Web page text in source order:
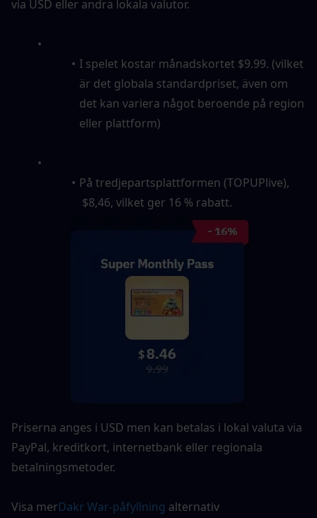
via USD eller andra lokala valutor.
I spelet kostar månadskortet $9.99. (vilket
är det globala standardpriset, även om
det kan variera något beroende på region
eller plattform)
På tredjepartsplattformen (TOPUPlive),
$8,46, vilket ger 16 % rabatt.
Priserna anges i USD men kan betalas i lokal valuta via
PayPal, kreditkort, internetbank eller regionala
betalningsmetoder.
Visa merDakr War-påfyllning alternativ